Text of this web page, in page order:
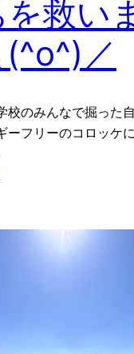
救い
／
校のみんなで掘った
ーフリーのコロッケ